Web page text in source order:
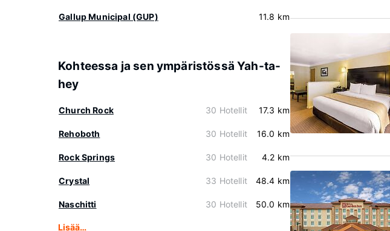
Gallup Municipal (GUP) 11.8 km
Kohteessa ja sen ympäristössä Yah-ta-
hey
Church Rock 30 Hotellit 17.3 km
Rehoboth 30 Hotellit 16.0 km
Rock Springs 30 Hotellit 4.2 km
Crystal 33 Hotellit 48.4 km
Naschitti 30 Hotellit 50.0 km
Lisää…